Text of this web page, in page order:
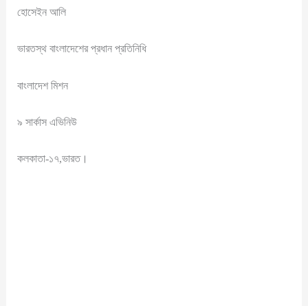
হোসেইন আলি
ভারতস্থ বাংলাদেশের প্রধান প্রতিনিধি
বাংলাদেশ মিশন
৯ সার্কাস এভিনিউ
কলকাতা-১৭,ভারত।